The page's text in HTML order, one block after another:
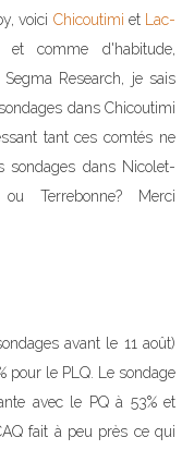
voici Chicoutimi et
Lac-
et comme d'habitude,
Research, je sais
dans Chicoutimi
tant ces comtés ne
sondages dans Nicolet-
ou Terrebonne? Merci
avant le 11 août)
pour le PLQ. Le sondage
avec le PQ à 53% et
fait à peu près ce qui